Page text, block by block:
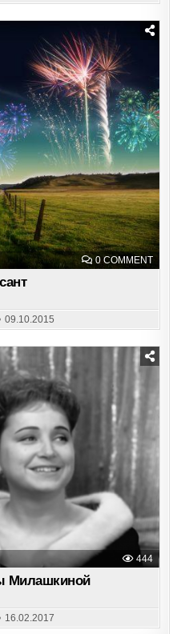
0 COMMENTON
09.10.2015
444
Милашкиной
16.02.2017